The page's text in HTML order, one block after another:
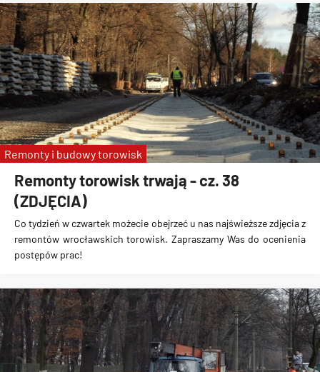
Remonty torowisk trwają - cz. 38
(ZDJĘCIA)
Co tydzień w czwartek możecie obejrzeć u nas najświeższe zdjęcia z
remontów wrocławskich torowisk. Zapraszamy Was do ocenienia
postępów prac!
Remonty i budowy torowisk